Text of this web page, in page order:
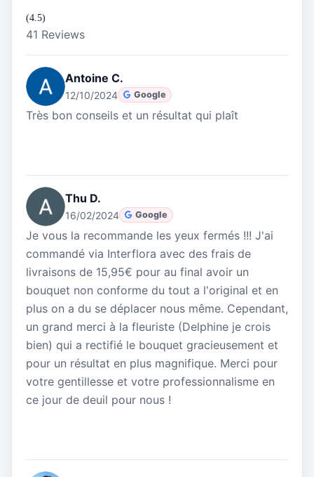
(4.5)
41 Reviews
Antoine C.
12/10/2024 Google
Très bon conseils et un résultat qui plaît
Thu D.
16/02/2024 Google
Je vous la recommande les yeux fermés !!! J'ai
commandé via Interflora avec des frais de
livraisons de 15,95€ pour au final avoir un
bouquet non conforme du tout a l'original et en
plus on a du se déplacer nous même. Cependant,
un grand merci à la fleuriste (Delphine je crois
bien) qui a rectifié le bouquet gracieusement et
pour un résultat en plus magnifique. Merci pour
votre gentillesse et votre professionnalisme en
ce jour de deuil pour nous !